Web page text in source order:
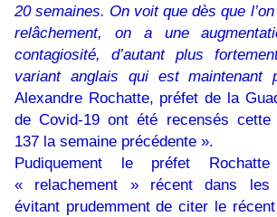
20 semaines. On voit que dès que
relâchement, on a une
contagiosité, d’autant plus
variant anglais qui est maintenant
Alexandre Rochatte, préfet de la
de Covid-19 ont été recensés cette
137 la semaine précédente ».
Pudiquement le préfet
« relachement » récent dans les
évitant prudemment de citer le